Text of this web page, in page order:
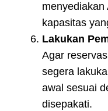
menyediakan
kapasitas
Lakukan
Agar
segera
awal sesuai
disepakati.